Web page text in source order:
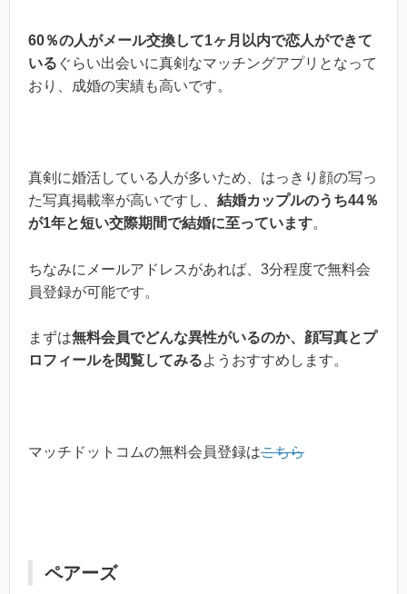
60％の人がメール交換して1ヶ月以内で恋人ができて
いる ぐらい出会いに真剣なマッチングアプリとなって
おり、成婚の実績も高いです。
真剣に婚活している人が多いため、はっきり顔の写っ
た写真掲載率が高いですし、 結婚カップルのうち44％
が1年と短い交際期間で結婚に至っています。
ちなみにメールアドレスがあれば、3分程度で無料会
員登録が可能です。
まずは無料会員でどんな異性がいるのか、顔写真とプ
ロフィールを閲覧してみるようおすすめします。
マッチドットコムの無料会員登録はこちら
ペアーズ